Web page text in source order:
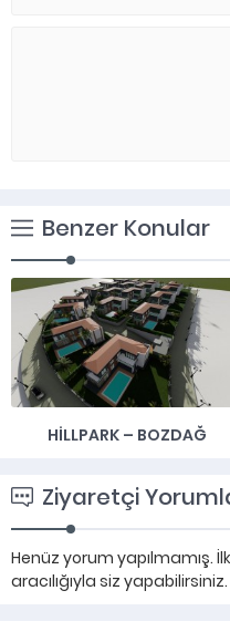
Benzer Konular
HİLLPARK – BOZDAĞ
Ziyaretçi
Henüz yorum yapılmamış.
aracılığıyla siz yapabilirsiniz.